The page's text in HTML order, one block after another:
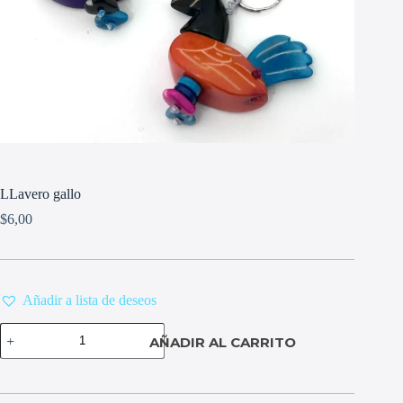
LLavero gallo
$6,00
Añadir a lista de deseos
LLavero
gallo
cantidad
AÑADIR AL CARRITO